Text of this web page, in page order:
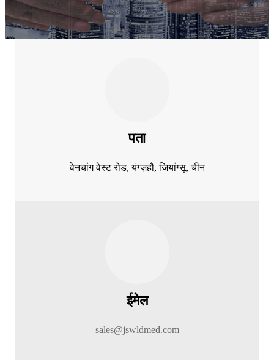
पता
वेनचांग वेस्ट रोड, यंग्ज़हौ, जियांग्सू, चीन
ईमेल
sales@jswldmed.com